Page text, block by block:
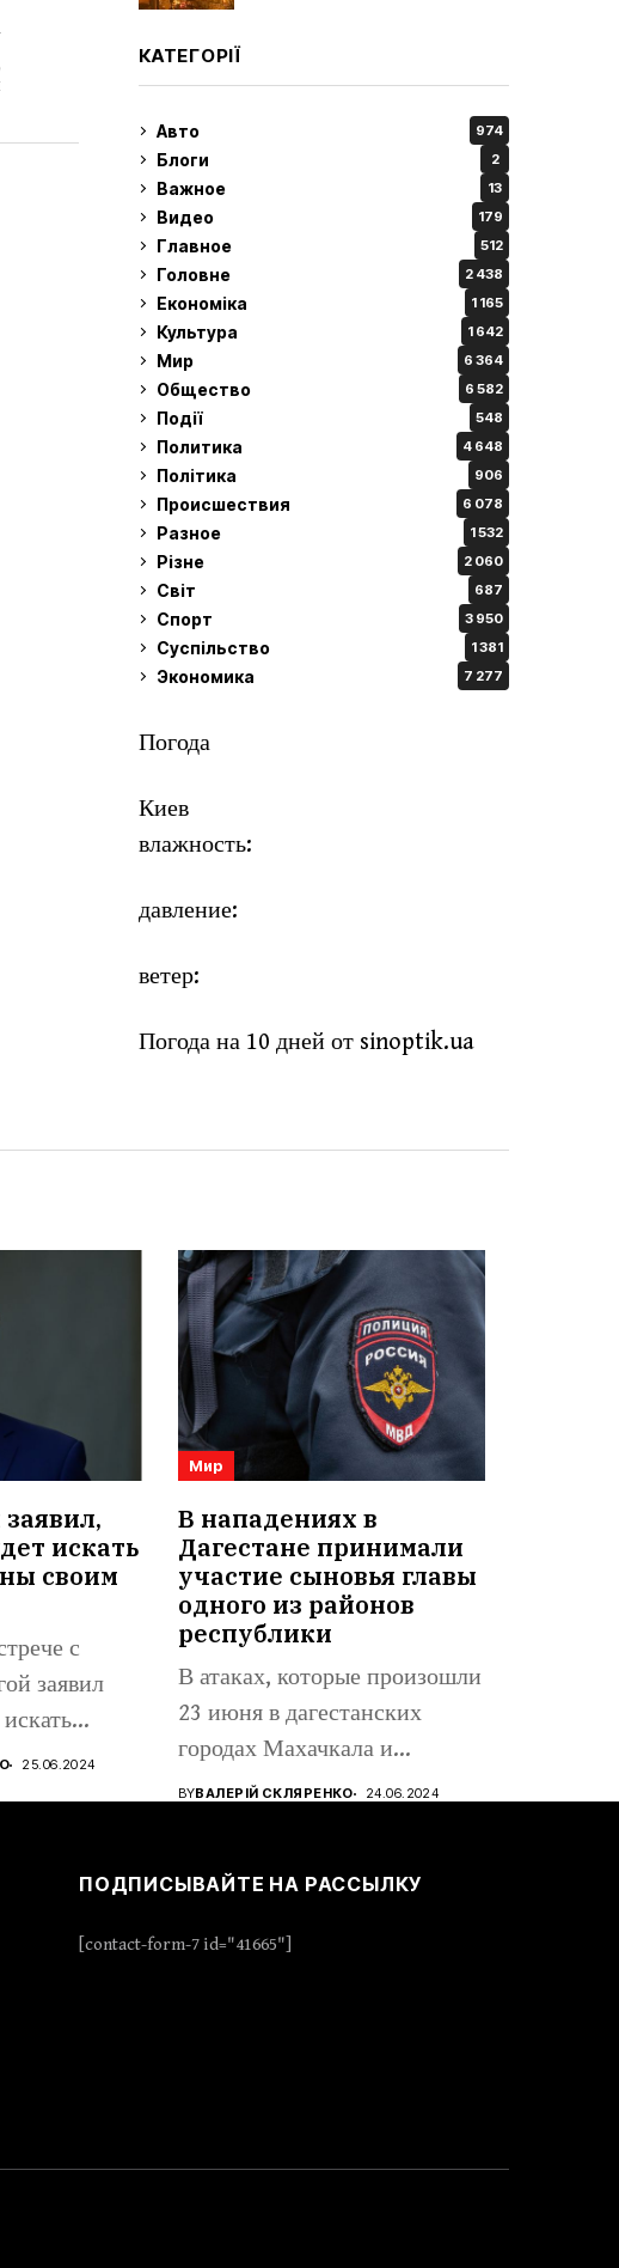
КАТЕГОРІЇ
Авто 974
Блоги 2
Важное 13
Видео 179
Главное 512
Головне 2 438
Економіка 1 165
Культура 1 642
Мир 6 364
Общество 6 582
Події 548
Политика 4 648
Політика 906
Происшествия 6 078
Разное 1 532
Різне 2 060
Світ 687
Спорт 3 950
Суспільство 1 381
Экономика 7 277
Погода
Киев
влажность:
давление:
ветер:
Погода на 10 дней от sinoptik.ua
искать
своим
с
заявил
25.06.2024
Мир
В нападениях в
Дагестане принимали
участие сыновья главы
одного из районов
республики
В атаках, которые произошли
23 июня в дагестанских
городах Махачкала и
Дербент,...
BYВАЛЕРІЙ СКЛЯРЕНКО 24.06.2024
ПОДПИСЫВАЙТЕ НА РАССЫЛКУ
[contact-form-7 id="41665"]